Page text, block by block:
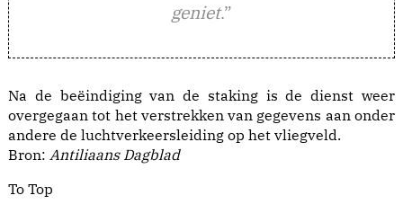
geniet.”
Na de beëindiging van de staking is de dienst weer
overgegaan tot het verstrekken van gegevens aan onder
andere de luchtverkeersleiding op het vliegveld.
Bron: Antiliaans Dagblad
To Top